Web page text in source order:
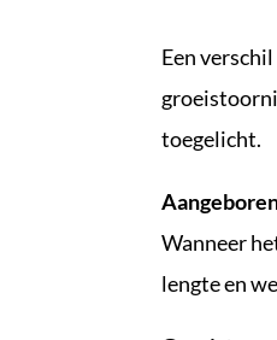
Een
toegelicht.
Wanneer
lengte en